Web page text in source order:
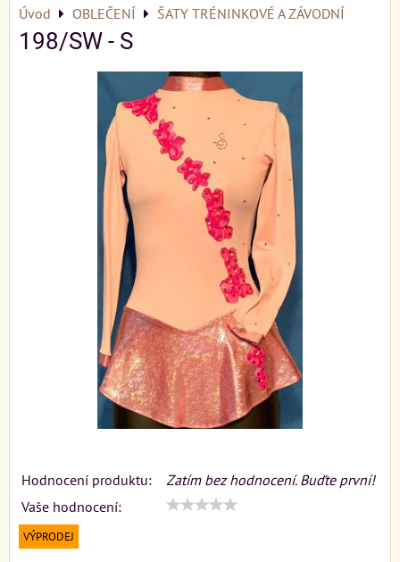
Úvod OBLEČENÍ ŠATY TRÉNINKOVÉ A ZÁVODNÍ
198/SW - S
Hodnocení produktu:
Zatím bez hodnocení. Buďte první!
Vaše hodnocení:
VÝPRODEJ